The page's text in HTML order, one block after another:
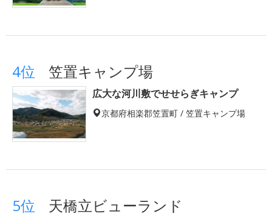
4位 笠置キャンプ場
広大な河川敷でせせらぎキャンプ
京都府相楽郡笠置町 / 笠置キャンプ場
5位 天橋立ビューランド